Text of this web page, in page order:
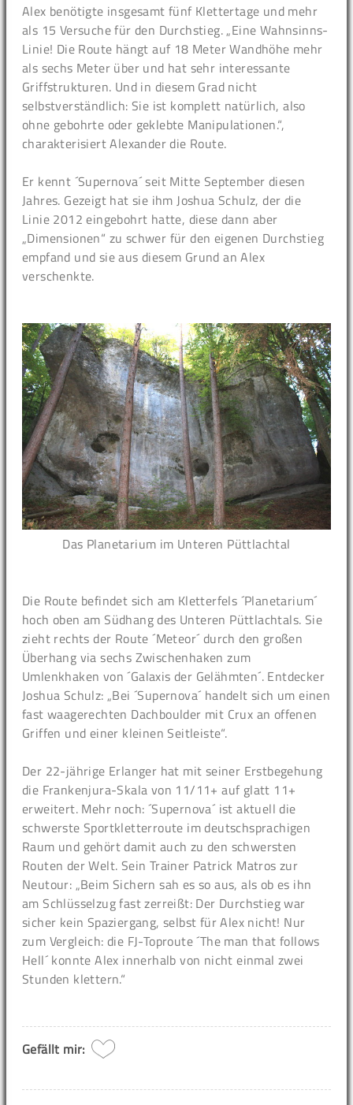
Alex benötigte insgesamt fünf Klettertage und mehr
als 15 Versuche für den Durchstieg. „Eine Wahnsinns-
Linie! Die Route hängt auf 18 Meter Wandhöhe mehr
als sechs Meter über und hat sehr interessante
Griffstrukturen. Und in diesem Grad nicht
selbstverständlich: Sie ist komplett natürlich, also
ohne gebohrte oder geklebte Manipulationen.“,
charakterisiert Alexander die Route.
Er kennt ´Supernova´ seit Mitte September diesen
Jahres. Gezeigt hat sie ihm Joshua Schulz, der die
Linie 2012 eingebohrt hatte, diese dann aber
„Dimensionen“ zu schwer für den eigenen Durchstieg
empfand und sie aus diesem Grund an Alex
verschenkte.
Das Planetarium im Unteren Püttlachtal
Die Route befindet sich am Kletterfels ´Planetarium´
hoch oben am Südhang des Unteren Püttlachtals. Sie
zieht rechts der Route ´Meteor´ durch den großen
Überhang via sechs Zwischenhaken zum
Umlenkhaken von ´Galaxis der Gelähmten´. Entdecker
Joshua Schulz: „Bei ´Supernova´ handelt sich um einen
fast waagerechten Dachboulder mit Crux an offenen
Griffen und einer kleinen Seitleiste“.
Der 22-jährige Erlanger hat mit seiner Erstbegehung
die Frankenjura-Skala von 11/11+ auf glatt 11+
erweitert. Mehr noch: ´Supernova´ ist aktuell die
schwerste Sportkletterroute im deutschsprachigen
Raum und gehört damit auch zu den schwersten
Routen der Welt. Sein Trainer Patrick Matros zur
Neutour: „Beim Sichern sah es so aus, als ob es ihn
am Schlüsselzug fast zerreißt: Der Durchstieg war
sicher kein Spaziergang, selbst für Alex nicht! Nur
zum Vergleich: die FJ-Toproute ´The man that follows
Hell´ konnte Alex innerhalb von nicht einmal zwei
Stunden klettern.“
Gefällt mir: